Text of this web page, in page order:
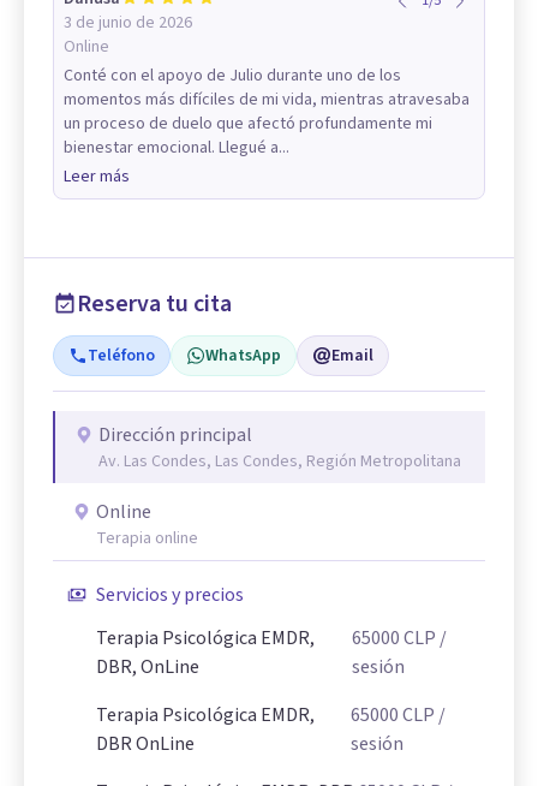
3 de junio de 2026
Online
Conté con el apoyo de Julio durante uno de los
momentos más difíciles de mi vida, mientras atravesaba
un proceso de duelo que afectó profundamente mi
bienestar emocional. Llegué a...
Leer más
Reserva tu cita
Teléfono WhatsApp Email
Dirección principal
Av. Las Condes, Las Condes, Región Metropolitana
Online
Terapia online
Servicios y precios
Terapia Psicológica EMDR,
DBR, OnLine
65000CLP /
sesión
Terapia Psicológica EMDR,
DBR OnLine
65000CLP /
sesión